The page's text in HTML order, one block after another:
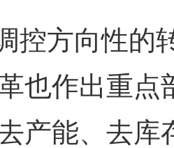
控方向性的
也作出重点
产能、去